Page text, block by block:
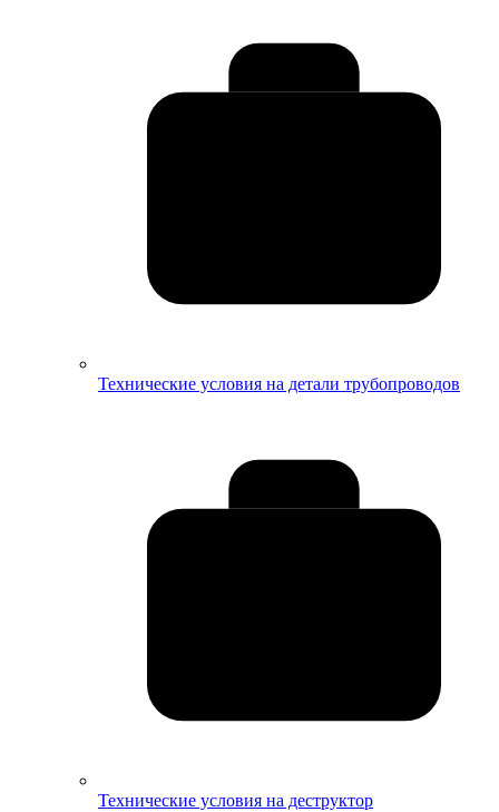
Технические условия на детали трубопроводов
Технические условия на деструктор